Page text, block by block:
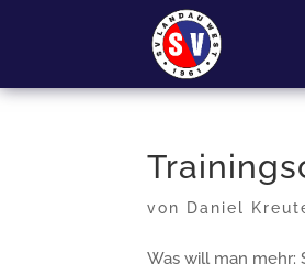
von Daniel
Was will man mehr: